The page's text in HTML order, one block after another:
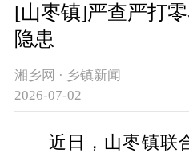
[山枣镇]严查严打
隐患
湘乡网 · 乡镇新闻
2026-07-02
近日，山枣镇联